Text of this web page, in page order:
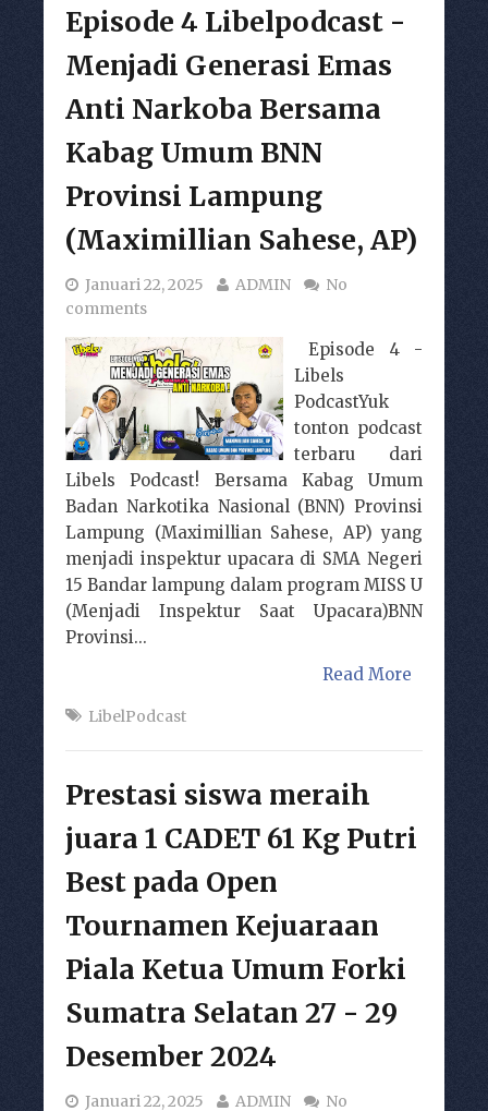
Episode 4 Libelpodcast -
Menjadi Generasi Emas
Anti Narkoba Bersama
Kabag Umum BNN
Provinsi Lampung
(Maximillian Sahese, AP)
Januari 22, 2025 ADMIN
No
comments
Episode 4 -
Libels
PodcastYuk
tonton podcast
terbaru dari
Libels Podcast! Bersama Kabag Umum
Badan Narkotika Nasional (BNN) Provinsi
Lampung (Maximillian Sahese, AP) yang
menjadi inspektur upacara di SMA Negeri
15 Bandar lampung dalam program MISS U
(Menjadi Inspektur Saat Upacara)BNN
Provinsi...
Read More
LibelPodcast
Prestasi siswa meraih
juara 1 CADET 61 Kg Putri
Best pada Open
Tournamen Kejuaraan
Piala Ketua Umum Forki
Sumatra Selatan 27 - 29
Desember 2024
Januari 22, 2025 ADMIN No